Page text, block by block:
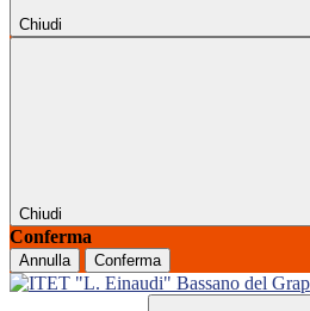
Chiudi
Chiudi
Conferma
Annulla Conferma